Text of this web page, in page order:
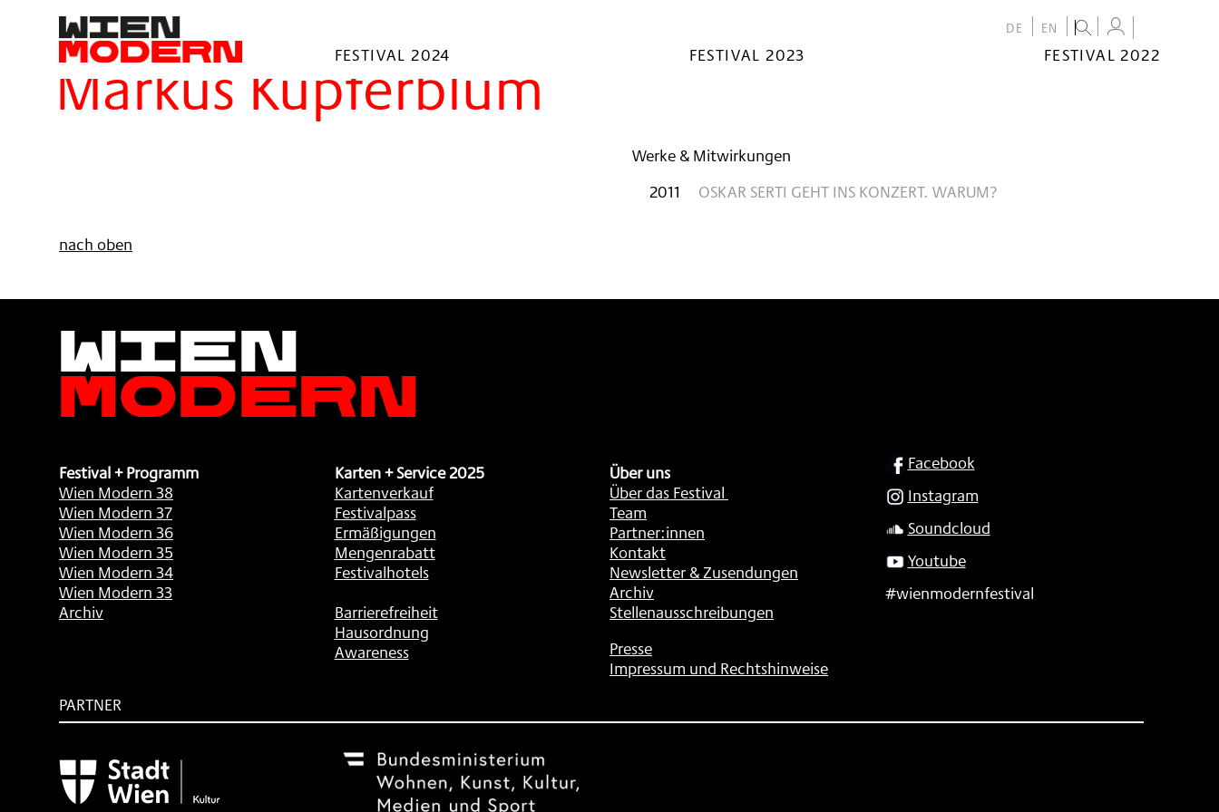
springen
DE EN
FESTIVAL 2024 FESTIVAL 2023
FESTIVAL 2022
Filter
Markus Kupferblum
Werke & Mitwirkungen
2011
OSKAR SERTI GEHT INS KONZERT. WARUM?
nach oben
Wien
Modern
Festival + Programm
Wien Modern 38
Wien Modern 37
Wien Modern 36
Wien Modern 35
Wien Modern 34
Wien Modern 33
Archiv
Karten + Service 2025
Kartenverkauf
Festivalpass
Ermäßigungen
Mengenrabatt
Festivalhotels
Barrierefreiheit
Hausordnung
Awareness
Über uns
Über das Festival
Team
Partner:innen
Kontakt
Newsletter & Zusendungen
Archiv
Stellenausschreibungen
Presse
Impressum und Rechtshinweise
SOCIAL
Facebook
Instagram
Soundcloud
Youtube
#wienmodernfestival
PARTNER